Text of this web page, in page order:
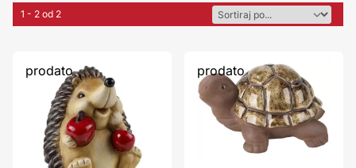
1 - 2 od 2
prodato prodato